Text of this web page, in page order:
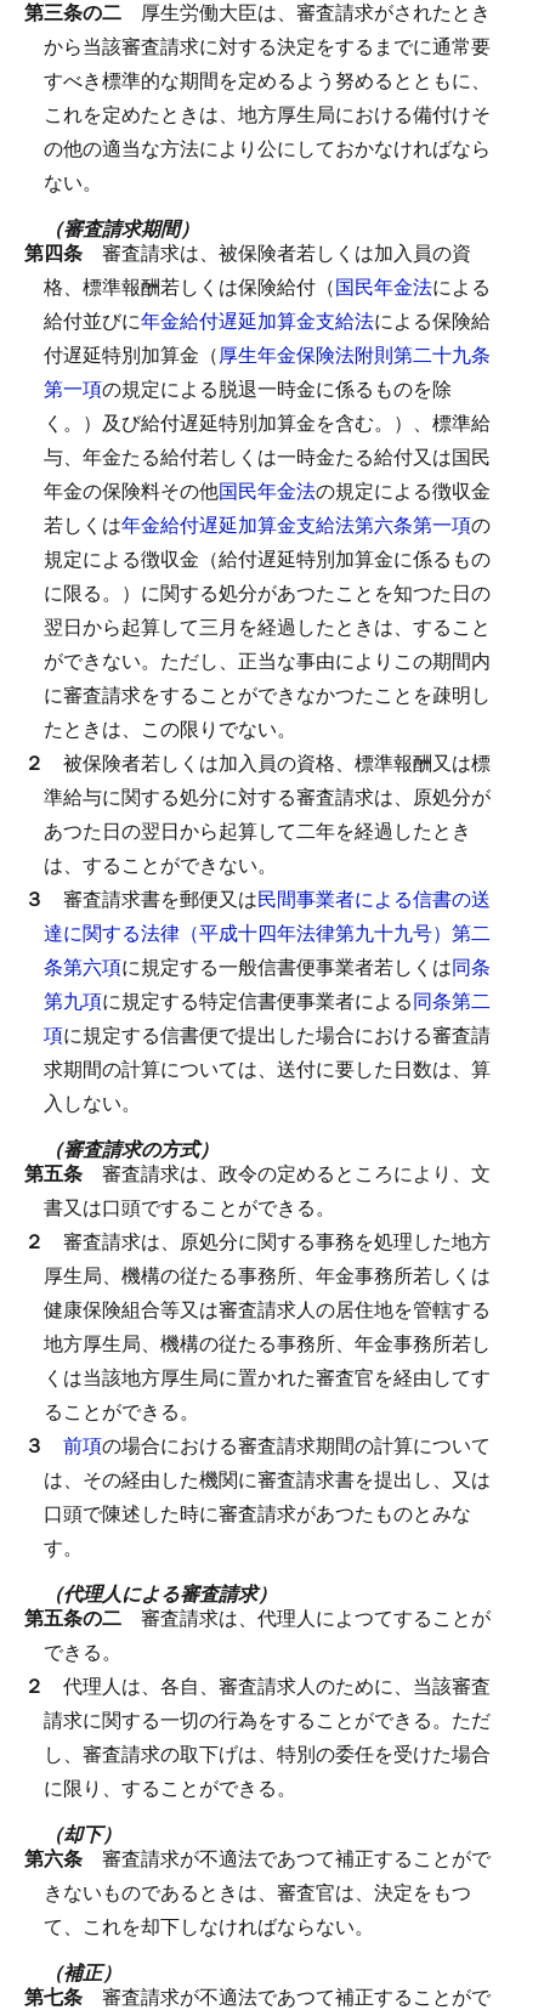
第三条の二 厚生労働大臣は、審査請求がされたとき
から当該審査請求に対する決定をするまでに通常要
すべき標準的な期間を定めるよう努めるとともに、
これを定めたときは、地方厚生局における備付けそ
の他の適当な方法により公にしておかなければなら
ない。
（審査請求期間）
第四条 審査請求は、被保険者若しくは加入員の資
格、標準報酬若しくは保険給付（国民年金法による
給付並びに年金給付遅延加算金支給法による保険給
付遅延特別加算金（厚生年金保険法附則第二十九条
第一項の規定による脱退一時金に係るものを除
く。）及び給付遅延特別加算金を含む。）、標準給
与、年金たる給付若しくは一時金たる給付又は国民
年金の保険料その他国民年金法の規定による徴収金
若しくは年金給付遅延加算金支給法第六条第一項の
規定による徴収金（給付遅延特別加算金に係るもの
に限る。）に関する処分があつたことを知つた日の
翌日から起算して三月を経過したときは、すること
ができない。 ただし、正当な事由によりこの期間内
に審査請求をすることができなかつたことを疎明し
たときは、この限りでない。
２ 被保険者若しくは加入員の資格、標準報酬又は標
準給与に関する処分に対する審査請求は、原処分が
あつた日の翌日から起算して二年を経過したとき
は、することができない。
３ 審査請求書を郵便又は民間事業者による信書の送
達に関する法律（平成十四年法律第九十九号）第二
条第六項に規定する一般信書便事業者若しくは同条
第九項に規定する特定信書便事業者による同条第二
項に規定する信書便で提出した場合における審査請
求期間の計算については、送付に要した日数は、算
入しない。
（審査請求の方式）
第五条 審査請求は、政令の定めるところにより、文
書又は口頭ですることができる。
２ 審査請求は、原処分に関する事務を処理した地方
厚生局、機構の従たる事務所、年金事務所若しくは
健康保険組合等又は審査請求人の居住地を管轄する
地方厚生局、機構の従たる事務所、年金事務所若し
くは当該地方厚生局に置かれた審査官を経由してす
ることができる。
３ 前項の場合における審査請求期間の計算について
は、その経由した機関に審査請求書を提出し、又は
口頭で陳述した時に審査請求があつたものとみな
す。
（代理人による審査請求）
第五条の二 審査請求は、代理人によつてすることが
できる。
２ 代理人は、各自、審査請求人のために、当該審査
請求に関する一切の行為をすることができる。 ただ
し、審査請求の取下げは、特別の委任を受けた場合
に限り、することができる。
（却下）
第六条 審査請求が不適法であつて補正することがで
きないものであるときは、審査官は、決定をもつ
て、これを却下しなければならない。
（補正）
第七条 審査請求が不適法であつて補正することがで